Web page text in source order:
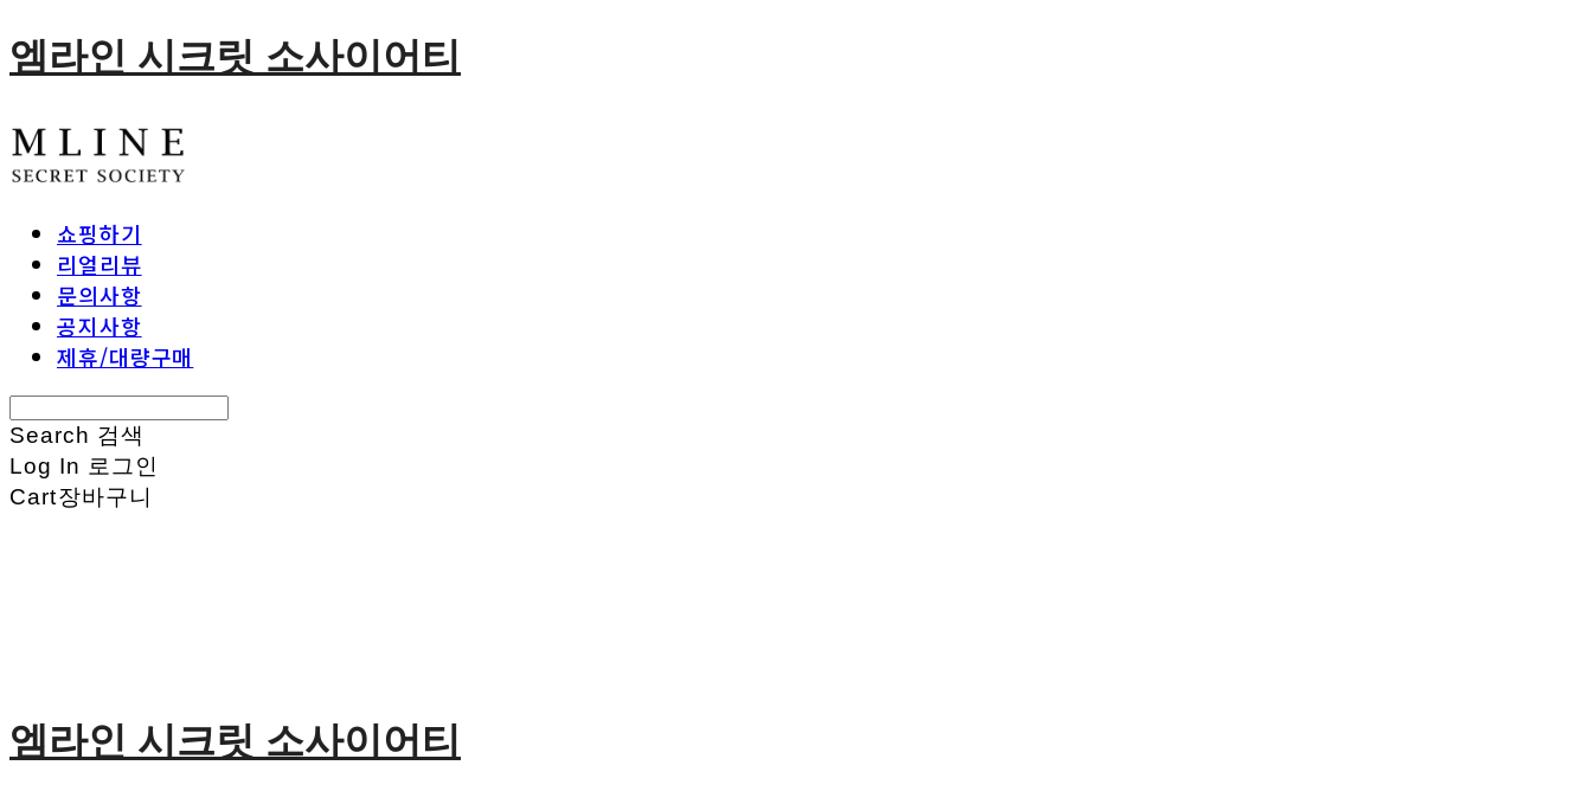
엠라인 시크릿 소사이어티
쇼핑하기
리얼리뷰
문의사항
공지사항
제휴/대량구매
Search 검색
Log In 로그인
Cart장바구니
엠라인 시크릿 소사이어티